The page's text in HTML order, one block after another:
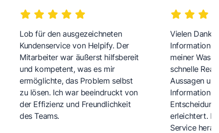
Lob für den ausgezeichneten
Kundenservice von Helpify. Der
Mitarbeiter war äußerst hilfsbereit
und kompetent, was es mir
ermöglichte, das Problem selbst
zu lösen. Ich war beeindruckt von
der Effizienz und Freundlichkeit
des Teams.
Vielen Dank
meiner
schnelle
Aussagen
erleichtert.
Service